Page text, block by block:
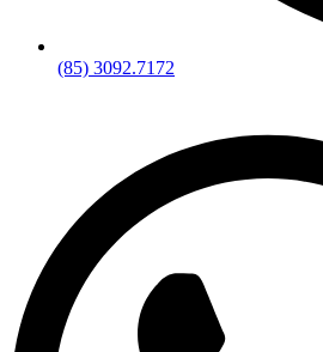
(85) 3092.7172